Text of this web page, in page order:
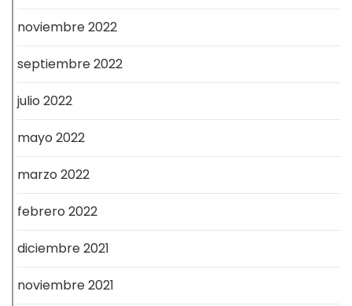
noviembre 2022
septiembre 2022
julio 2022
mayo 2022
marzo 2022
febrero 2022
diciembre 2021
noviembre 2021